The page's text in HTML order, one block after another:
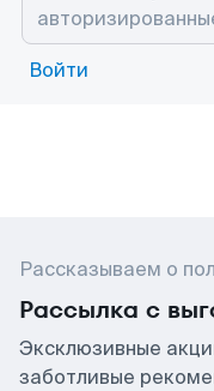
Войти
Рассказываем о
Рассылка с
Эксклюзивные
заботливые